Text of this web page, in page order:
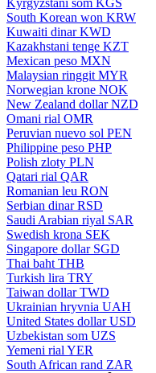
Kyrgyzstani som KGS
South Korean won KRW
Kuwaiti dinar KWD
Kazakhstani tenge KZT
Mexican peso MXN
Malaysian ringgit MYR
Norwegian krone NOK
New Zealand dollar NZD
Omani rial OMR
Peruvian nuevo sol PEN
Philippine peso PHP
Polish zloty PLN
Qatari rial QAR
Romanian leu RON
Serbian dinar RSD
Saudi Arabian riyal SAR
Swedish krona SEK
Singapore dollar SGD
Thai baht THB
Turkish lira TRY
Taiwan dollar TWD
Ukrainian hryvnia UAH
United States dollar USD
Uzbekistan som UZS
Yemeni rial YER
South African rand ZAR